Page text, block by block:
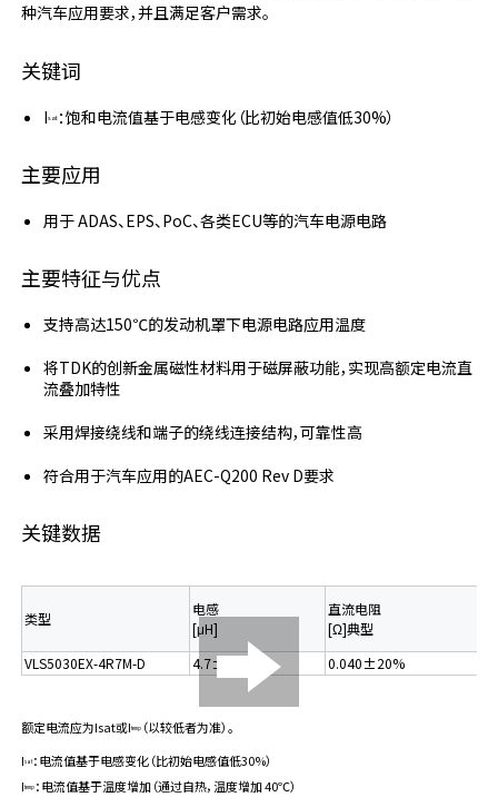
种汽车应用要求，并且满足客户需求。
关键词
Isat：饱和电流值基于电感变化（比初始电感值低30%）
主要应用
用于 ADAS、EPS、PoC、各类ECU等的汽车电源电路
主要特征与优点
支持高达150℃的发动机罩下电源电路应用温度
将TDK的创新金属磁性材料用于磁屏蔽功能，实现高额定电流直
流叠加特性
采用焊接绕线和端子的绕线连接结构，可靠性高
符合用于汽车应用的AEC-Q200 Rev D要求
关键数据
类型
电感
[μH]
直流电阻
[Ω]典型
VLS5030EX-4R7M-D
4.7±20% 0.040±20%
额定电流应为Isat或Itemp（以较低者为准）。
Isat：电流值基于电感变化（比初始电感值低30%）
Itemp：电流值基于温度增加（通过自热，温度增加 40℃）